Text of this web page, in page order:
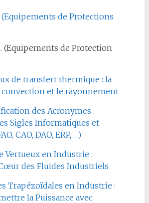
(Equipements de Protections
(Equipements de Protection
de transfert thermique : la
et le rayonnement
des Acronymes :
Sigles Informatiques et
CAO, DAO, ERP, …)
Vertueux en Industrie :
des Fluides Industriels
Trapézoïdales en Industrie :
la Puissance avec